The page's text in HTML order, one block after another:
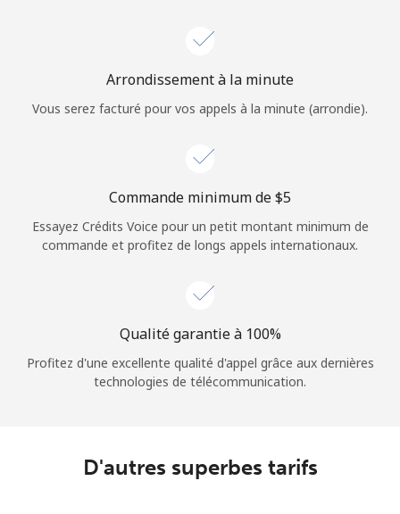
Arrondissement à la minute
Vous serez facturé pour vos appels à la minute (arrondie).
Commande minimum de ⁦$5⁩
Essayez Crédits Voice pour un petit montant minimum de
commande et profitez de longs appels internationaux.
Qualité garantie à 100%
Profitez d'une excellente qualité d'appel grâce aux dernières
technologies de télécommunication.
D'autres superbes tarifs